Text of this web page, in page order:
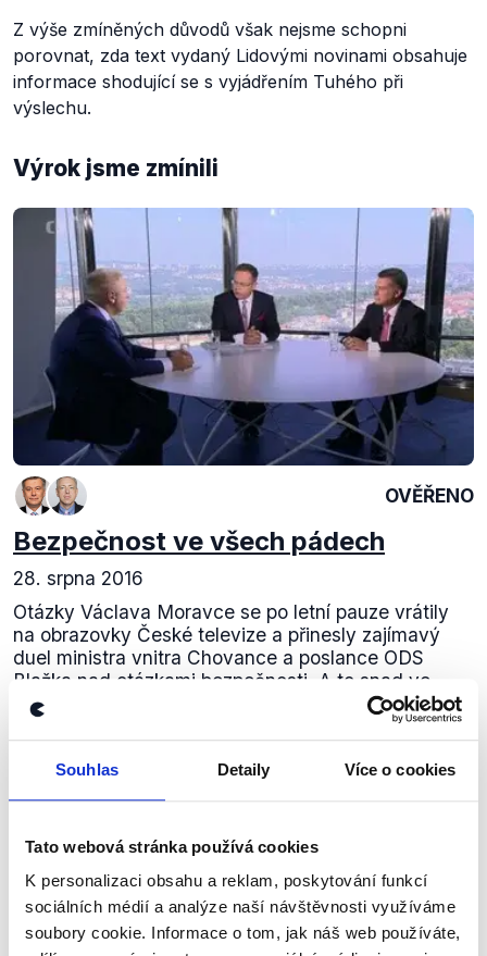
Souhlas Detaily Více o cookies
Tato webová stránka používá cookies
K personalizaci obsahu a reklam, poskytování funkcí
sociálních médií a analýze naší návštěvnosti využíváme
soubory cookie. Informace o tom, jak náš web používáte,
Z výše zmíněných důvodů však nejsme schopni
porovnat, zda text vydaný Lidovými novinami obsahuje
informace shodující se s vyjádřením Tuhého při
výslechu.
Výrok jsme zmínili
OVĚŘENO
Bezpečnost ve všech pádech
28. srpna 2016
Otázky Václava Moravce se po letní pauze vrátily
na obrazovky České televize a přinesly zajímavý
duel ministra vnitra Chovance a poslance ODS
Blažka nad otázkami bezpečnosti. A to snad ve...
Zůstaňme v kontaktu
Přihlaste se k odběru našeho
newsletteru nebowhatsappového